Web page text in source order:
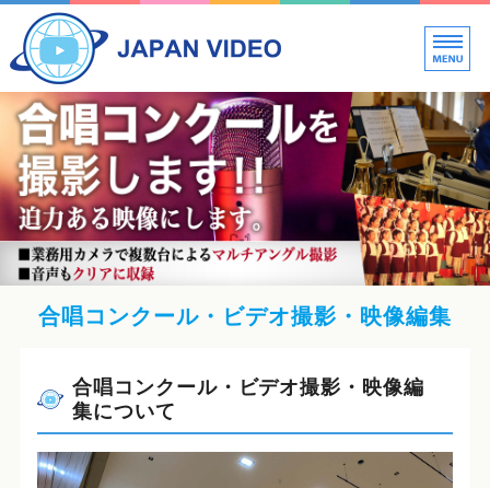
ビ
ホーム
料金案内
映像制作の流れ・Q&A
会社概要
お見積もり・お問い合わせ
合唱コンクール・ビデオ撮影・映像編集
合唱コンクール・ビデオ撮影・映像編
集について